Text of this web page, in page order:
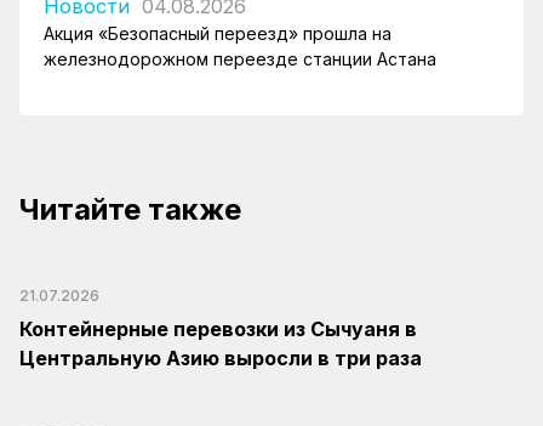
Новости 04.08.2026
Акция «Безопасный переезд» прошла на
железнодорожном переезде станции Астана
Читайте также
21.07.2026
Контейнерные перевозки из Сычуаня в
Центральную Азию выросли в три раза